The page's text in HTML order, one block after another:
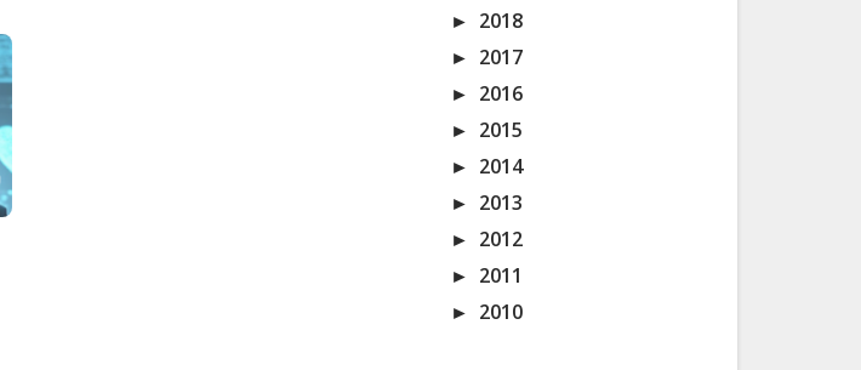
► 2018
► 2017
► 2016
► 2015
► 2014
► 2013
► 2012
► 2011
► 2010